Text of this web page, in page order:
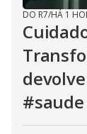
DO R7/HÁ 1